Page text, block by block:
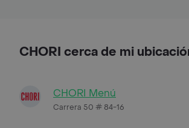
CHORI cerca de mi
CHORI Menú
Carrera 50 # 84-16